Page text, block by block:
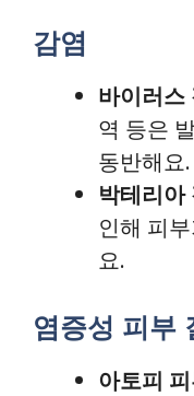
감염
바이러스
역 등은
동반해요.
박테리아
인해 피
요.
염증성 피부
아토피